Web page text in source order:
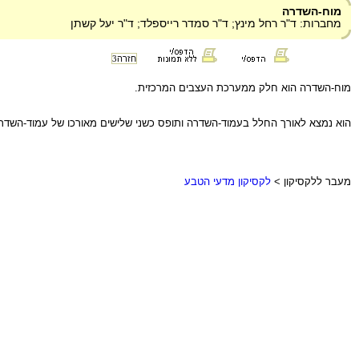
מוח-השדרה
מחברות: ד"ר רחל מינץ; ד"ר סמדר רייספלד; ד"ר יעל קשתן
חזרה3
מוח-השדרה הוא חלק ממערכת העצבים המרכזית.
הוא נמצא לאורך החלל בעמוד-השדרה ותופס כשני שלישים מאורכו של עמוד-
מעבר ללקסיקון > לקסיקון מדעי הטבע